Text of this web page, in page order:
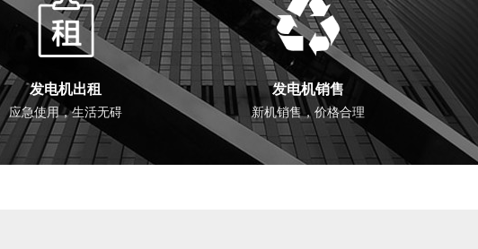
发电机出租
应急使用，生活无碍
发电机销售
新机销售，价格合理